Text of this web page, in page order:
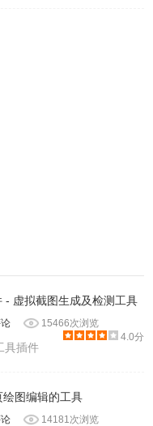
- 虚拟截图生成及检测工具
15466次浏览
4.0分
具插件
图编辑的工具
14181次浏览